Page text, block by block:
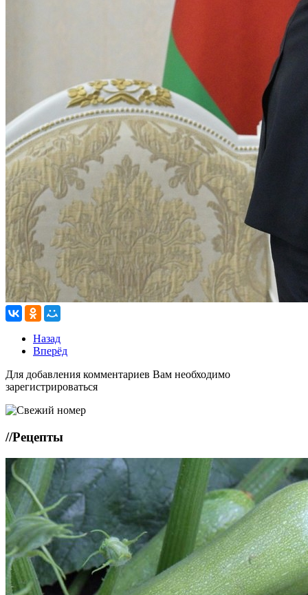
Назад
Вперёд
Для добавления комментариев Вам необходимо
зарегистрироваться
//Рецепты